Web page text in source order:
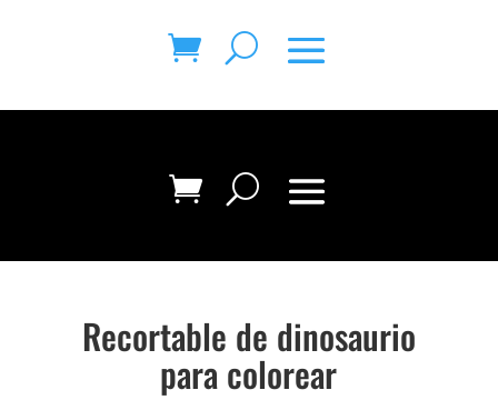
Recortable de dinosaurio
para colorear